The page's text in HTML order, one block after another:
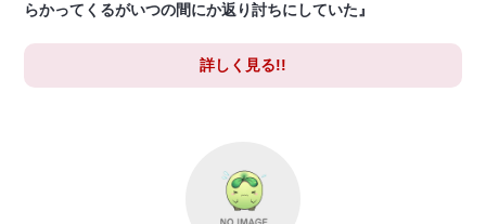
らかってくるがいつの間にか返り討ちにしていた』
詳しく見る!!